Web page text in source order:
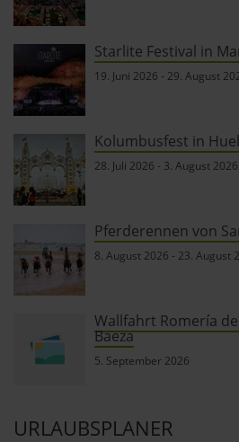
Starlite Festival in
19. Juni 2026 - 29. August
Kolumbusfest in
28. Juli 2026 - 3. August 2026
Pferderennen von
8. August 2026 - 23. August
Wallfahrt Romería
Baeza
5. September 2026
URLAUBSPLANER